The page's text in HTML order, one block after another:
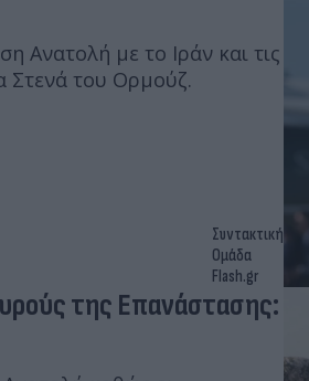
Ανατολή με το Ιράν και τις
Στενά του Ορμούζ.
Συντακτική
Ομάδα
Flash.gr
της Επανάστασης: